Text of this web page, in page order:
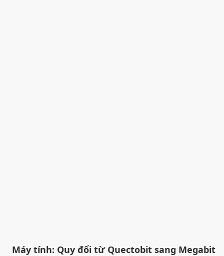
Máy tính: Quy đổi từ Quectobit sang Megabit